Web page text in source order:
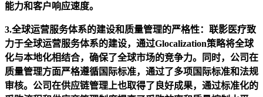
能力和客户响应速度。
3.全球运营服务体系的建设和质量管理的严格性：联影医疗致
力于全球运营服务体系的建设，通过Glocalization策略将全球
化与本地化相结合，确保了全球市场的竞争力。同时，公司在
质量管理方面严格遵循国际标准，通过了多项国际标准和法规
审核。公司在供应链管理上也取得了良好成果，通过标准化的